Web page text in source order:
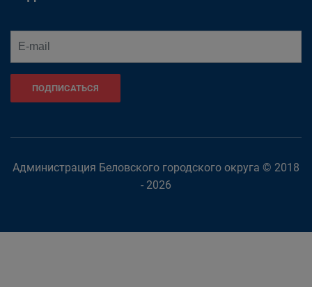
ПОДПИСАТЬСЯ
Администрация Беловского городского округа © 2018
- 2026